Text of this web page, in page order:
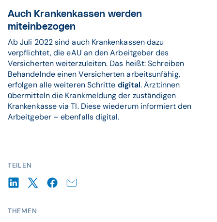
TEILEN
THEMEN
Auch Krankenkassen werden
miteinbezogen
Ab Juli 2022 sind auch Krankenkassen dazu
verpflichtet, die eAU an den Arbeitgeber des
Versicherten weiterzuleiten. Das heißt: Schreiben
Behandelnde einen Versicherten arbeitsunfähig,
erfolgen alle weiteren Schritte digital. Ärzt:innen
übermitteln die Krankmeldung der zuständigen
Krankenkasse via TI. Diese wiederum informiert den
Arbeitgeber – ebenfalls digital.